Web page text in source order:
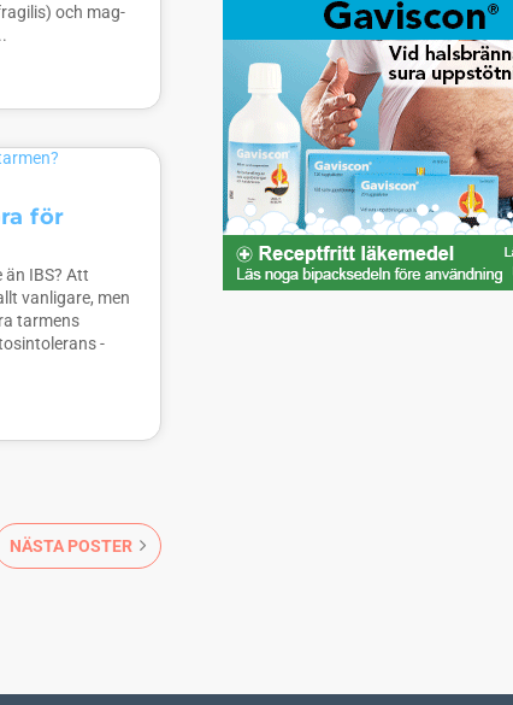
och mag-
för
IBS? Att
vanligare, men
tarmens
-
NÄSTA POSTER